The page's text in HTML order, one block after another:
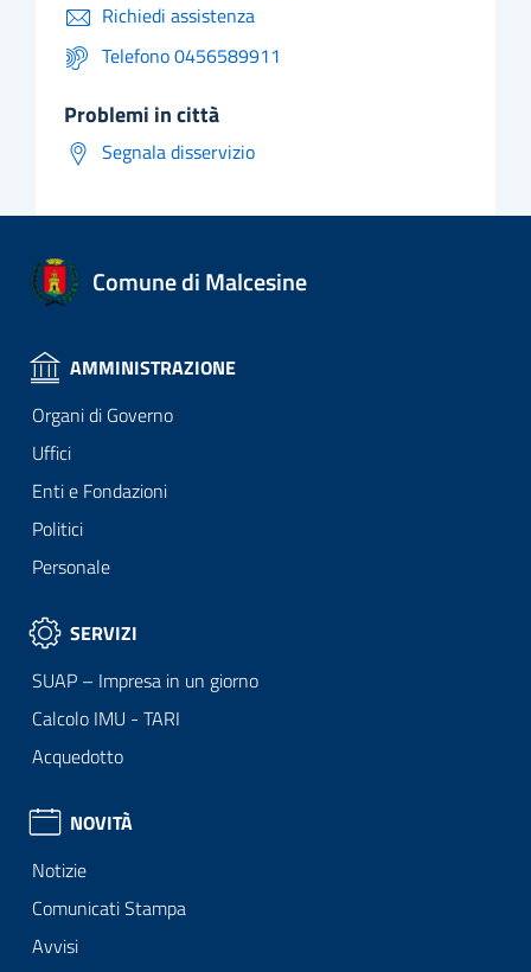
Richiedi assistenza
Telefono 0456589911
problemi in città
Segnala disservizio
Comune di Malcesine
AMMINISTRAZIONE
Organi di Governo
Uffici
Enti e Fondazioni
Politici
Personale
SERVIZI
SUAP – Impresa in un giorno
Calcolo IMU - TARI
Acquedotto
NOVITÀ
Notizie
Comunicati Stampa
Avvisi